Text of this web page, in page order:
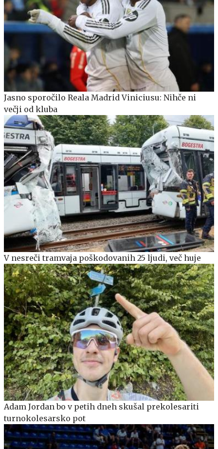
Jasno sporočilo Reala Madrid Viniciusu: Nihče ni
večji od kluba
V nesreči tramvaja poškodovanih 25 ljudi, več huje
Adam Jordan bo v petih dneh skušal prekolesariti
turnokolesarsko pot